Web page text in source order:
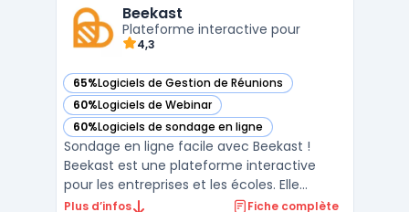
et même endroit. Qu'il s'agisse de
communiquer avec des collègues, d ...
Beekast
Plateforme interactive pour
4,3
65%Logiciels de Gestion de Réunions
— voir Beekast dans cette catégorie
60%Logiciels de Webinar
— voir Beekast dans cette catégorie
60%Logiciels de sondage en ligne
— voir Beekast dans cette catégorie
Sondage en ligne facile avec Beekast !
Beekast est une plateforme interactive
pour les entreprises et les écoles. Elle
permet de créer des présentations, des
Plus d’infos Fiche complète